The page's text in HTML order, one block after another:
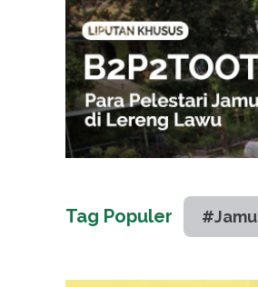
Tag Populer #Jamu